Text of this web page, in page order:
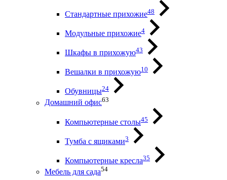
Стандартные прихожие48
Модульные прихожие4
Шкафы в прихожую43
Вешалки в прихожую10
Обувницы24
Домашний офис63
Компьютерные столы45
Тумба с ящиками3
Компьютерные кресла35
Мебель для сада54